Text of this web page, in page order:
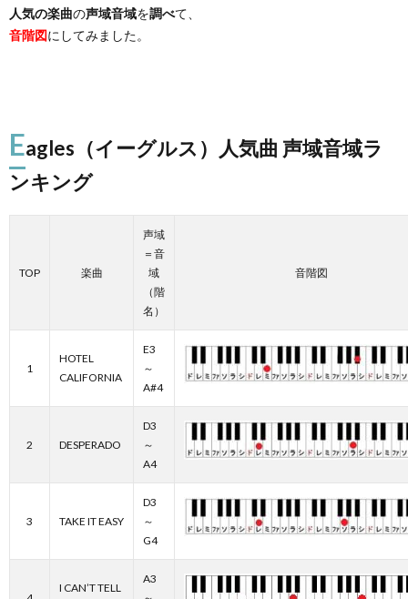
人気の楽曲の声域音域を調べて、
音階図にしてみました。
Eagles（イーグルス）人気曲 声域音域ラ
ンキング
TOP 楽曲
声域
＝音
域
（階
名）
音階図
1
HOTEL
CALIFORNIA
E3
～
A#4
2 DESPERADO
D3
～
A4
3 TAKE IT EASY
D3
～
G4
I CAN’T TELL
A3